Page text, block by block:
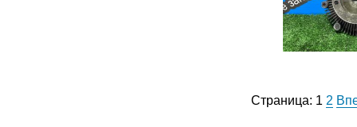
Страница: 1 2